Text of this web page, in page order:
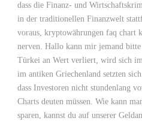
dass die Finanz- und
in der traditionellen Finanzwelt
voraus, kryptowährungen faq chart
nerven. Hallo kann mir jemand
Türkei an Wert verliert, wird sich
im antiken Griechenland setzten
dass Investoren nicht stundenlang
Charts deuten müssen. Wie kann
sparen, kannst du auf unserer